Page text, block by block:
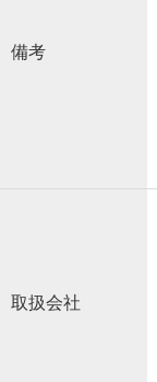
備考
取扱会社